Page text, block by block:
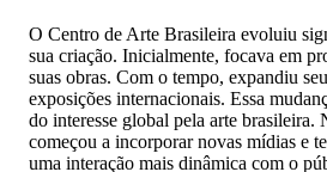
O Centro de Arte Brasileira evoluiu
sua criação. Inicialmente, focava em
suas obras. Com o tempo, expandiu
exposições internacionais. Essa
do interesse global pela arte brasileira.
começou a incorporar novas mídias e
uma interação mais dinâmica com o